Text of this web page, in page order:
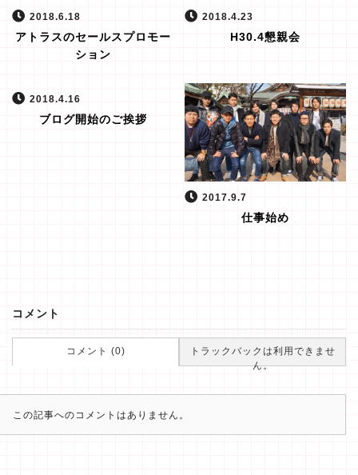
2018.6.18
アトラスのセールスプロモー
ション
2018.4.23
H30.4懇親会
2018.4.16
ブログ開始のご挨拶
2017.9.7
仕事始め
コメント
コメント (0)
トラックバックは利用できませ
ん。
この記事へのコメントはありません。